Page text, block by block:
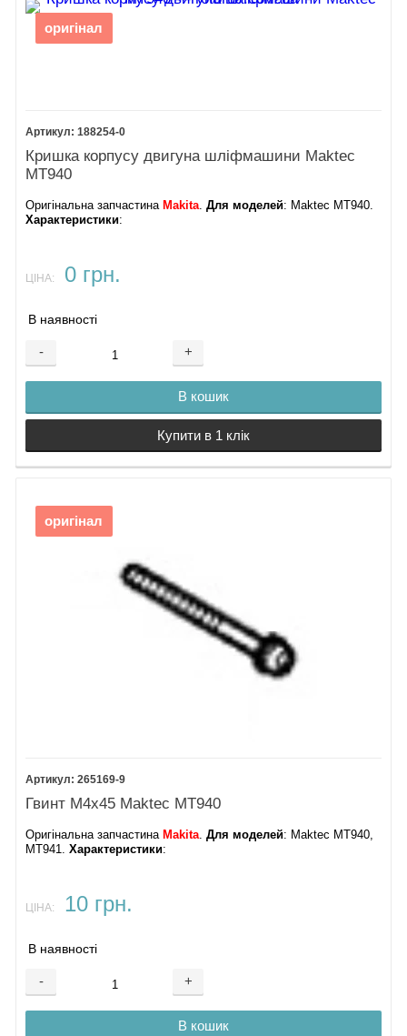
оригінал
188254-0
Кришка корпусу двигуна шліфмашини Maktec
MT940
Оригінальна запчастина Makita.Для моделей: Maktec MT940.
Характеристики:
ЦІНА: 0 грн.
В наявності
- +
В кошик
Купити в 1 клік
оригінал
265169-9
Гвинт М4х45 Maktec MT940
Оригінальна запчастина Makita.Для моделей: Maktec MT940,
MT941.Характеристики:
ЦІНА: 10 грн.
В наявності
- +
В кошик